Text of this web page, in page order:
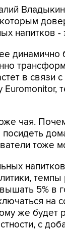
напитков -
динамично
в связи с
чая.
тоже
темпы
5% в
на
же будет
с